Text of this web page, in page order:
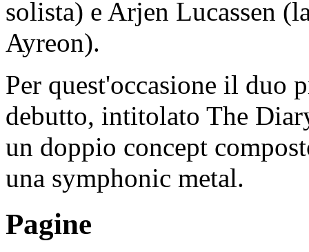
solista) e Arjen Lucassen
Ayreon).
Per quest'occasione il duo
debutto, intitolato The
un doppio concept
una symphonic metal.
Pagine